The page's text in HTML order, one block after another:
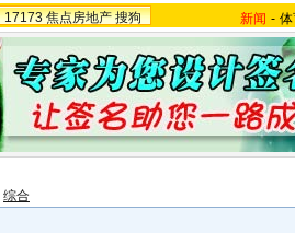
17173 焦点房地产 搜狗 新闻 -
综合